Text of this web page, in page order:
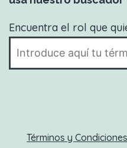
Encuentra el rol que
Términos y Condiciones